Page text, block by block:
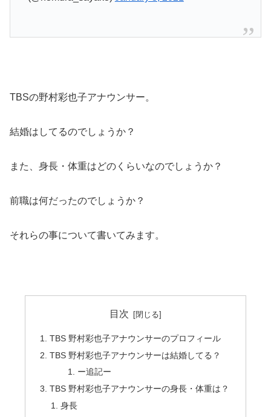
TBSの野村彩也子アナウンサー。
結婚はしてるのでしょうか？
また、身長・体重はどのくらいなのでしょうか？
前職は何だったのでしょうか？
それらの事について書いてみます。
目次
TBS 野村彩也子アナウンサーのプロフィール
TBS 野村彩也子アナウンサーは結婚してる？
ー追記ー
TBS 野村彩也子アナウンサーの身長・体重は？
身長